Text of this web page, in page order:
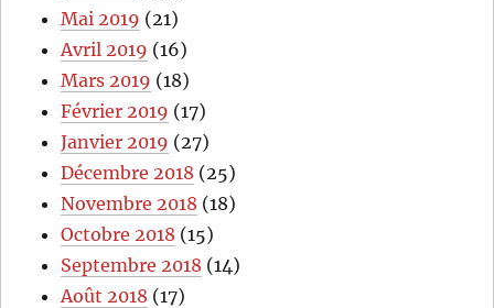
Mai 2019 (21)
Avril 2019 (16)
Mars 2019 (18)
Février 2019 (17)
Janvier 2019 (27)
Décembre 2018 (25)
Novembre 2018 (18)
Octobre 2018 (15)
Septembre 2018 (14)
Août 2018 (17)